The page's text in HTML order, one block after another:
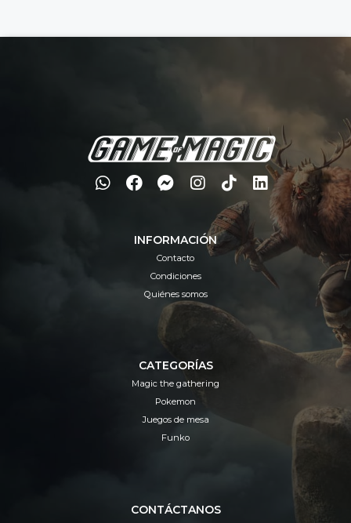
INFORMACIÓN
Contacto
Condiciones
Quiénes somos
CATEGORÍAS
Magic the gathering
Pokemon
Juegos de mesa
Funko
CONTÁCTANOS